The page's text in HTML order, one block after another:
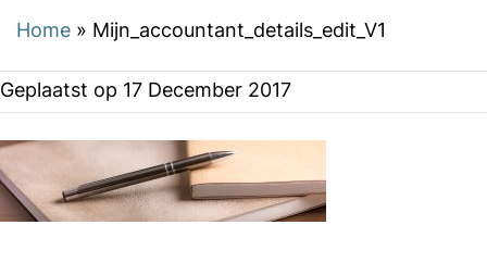
Home » Mijn_accountant_details_edit_V1
Geplaatst op 17 December 2017